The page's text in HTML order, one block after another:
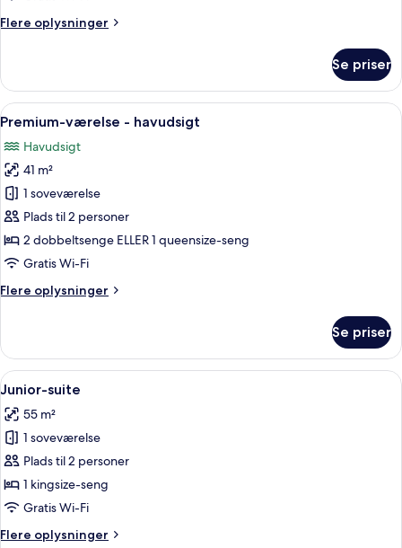
personer
Flere oplysninger
Flere
værelse
til
3
Se priser
Indlæs
alle
billeder
af
Premium-
værelse
-
havudsigt
5
Premium-værelse - havudsigt
Havudsigt
41 m²
1 soveværelse
Plads til 2 personer
2 dobbeltsenge ELLER 1 queensize-seng
Gratis Wi-Fi
Flere oplysninger
Flere
værelse
havudsigt
Se priser
Indlæs
alle
billeder
af
Junior-
suite
Et hotelværelse med en seng, et
4
Junior-suite
55 m²
1 soveværelse
Plads til 2 personer
1 kingsize-seng
Gratis Wi-Fi
Flere oplysninger
Flere